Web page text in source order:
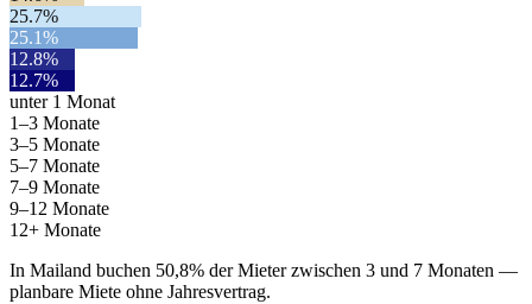
25.7%
25.1%
12.8%
12.7%
unter 1 Monat
1–3 Monate
3–5 Monate
5–7 Monate
7–9 Monate
9–12 Monate
12+ Monate
In Mailand buchen 50,8% der Mieter zwischen 3 und 7 Monaten —
planbare Miete ohne Jahresvertrag.